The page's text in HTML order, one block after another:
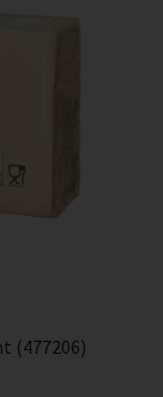
(477206)